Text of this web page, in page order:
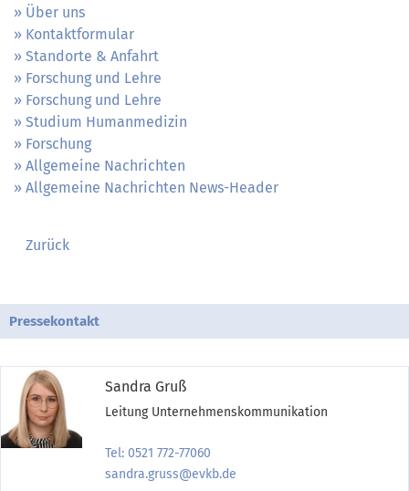
Über uns
Kontaktformular
Standorte & Anfahrt
Forschung und Lehre
Forschung und Lehre
Studium Humanmedizin
Forschung
Allgemeine Nachrichten
Allgemeine Nachrichten News-Header
Zurück
Pressekontakt
Sandra Gruß
Leitung Unternehmenskommunikation
Tel: 0521 772-77060
sandra.gruss@evkb.de